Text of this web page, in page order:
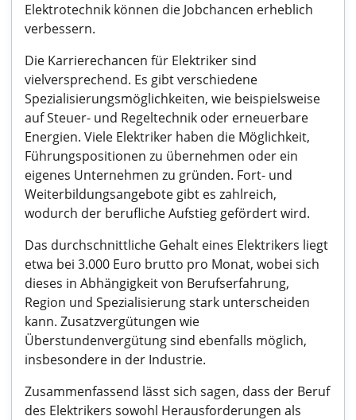
Elektrotechnik können die Jobchancen erheblich
verbessern.
Die Karrierechancen für Elektriker sind
vielversprechend. Es gibt verschiedene
Spezialisierungsmöglichkeiten, wie beispielsweise
auf Steuer- und Regeltechnik oder erneuerbare
Energien. Viele Elektriker haben die Möglichkeit,
Führungspositionen zu übernehmen oder ein
eigenes Unternehmen zu gründen. Fort- und
Weiterbildungsangebote gibt es zahlreich,
wodurch der berufliche Aufstieg gefördert wird.
Das durchschnittliche Gehalt eines Elektrikers liegt
etwa bei 3.000 Euro brutto pro Monat, wobei sich
dieses in Abhängigkeit von Berufserfahrung,
Region und Spezialisierung stark unterscheiden
kann. Zusatzvergütungen wie
Überstundenvergütung sind ebenfalls möglich,
insbesondere in der Industrie.
Zusammenfassend lässt sich sagen, dass der Beruf
des Elektrikers sowohl Herausforderungen als